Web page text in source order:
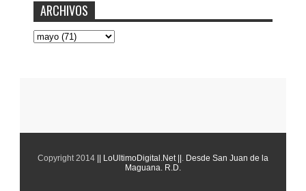
ARCHIVOS
Copyright 2014 || LoUltimoDigital.Net || Desde San Juan de la
Maguana. R.D.